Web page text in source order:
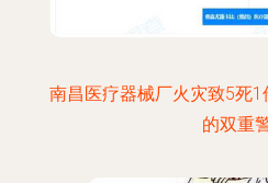
南昌医疗器械厂火灾致5死
的双重